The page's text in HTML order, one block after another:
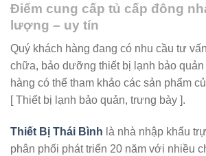
Điểm cung cấp tủ cấp đông
lượng – uy tín
Quý khách hàng đang có nhu cầu tư
chữa, bảo dưỡng thiết bị lạnh bảo
hàng có thể tham khảo các sản phẩm
[ Thiết bị lạnh bảo quản, trưng bày ].
Thiết Bị Thái Bình là nhà nhập khẩu
phân phối phát triển 20 năm với nhiều